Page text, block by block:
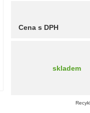
Cena s DPH
skladem